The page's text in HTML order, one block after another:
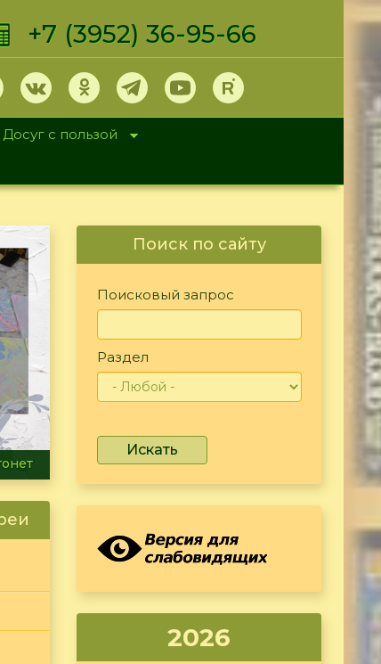
+7 (3952) 36-95-66
Досуг с пользой
Поиск по сайту
Поисковый запрос
Раздел
Искать
2026